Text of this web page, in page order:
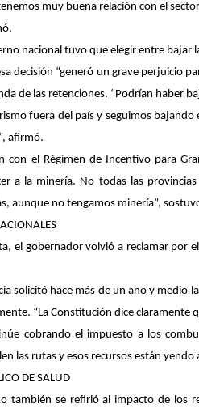
muy buena relación con el
nacional tuvo que elegir entre bajar
decisión “generó un grave perjuicio
de las retenciones. “Podrían haber
fuera del país y seguimos
afirmó.
con el Régimen de Incentivo para
a la minería. No todas las
aunque no tengamos minería”,
el gobernador volvió a reclamar por
solicitó hace más de un año y
“La Constitución dice claramente
cobrando el impuesto a los
las rutas y esos recursos están
DE SALUD
también se refirió al impacto de los